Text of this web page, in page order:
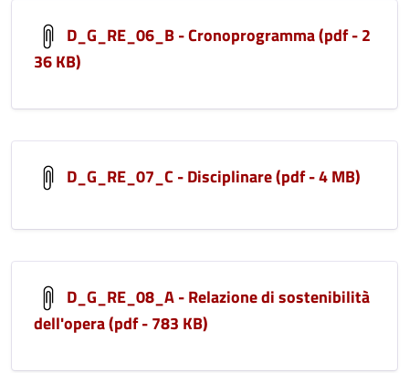
D_G_RE_06_B - Cronoprogramma (pdf - 2
36 KB)
D_G_RE_07_C - Disciplinare (pdf - 4 MB)
D_G_RE_08_A - Relazione di sostenibilità
dell'opera (pdf - 783 KB)